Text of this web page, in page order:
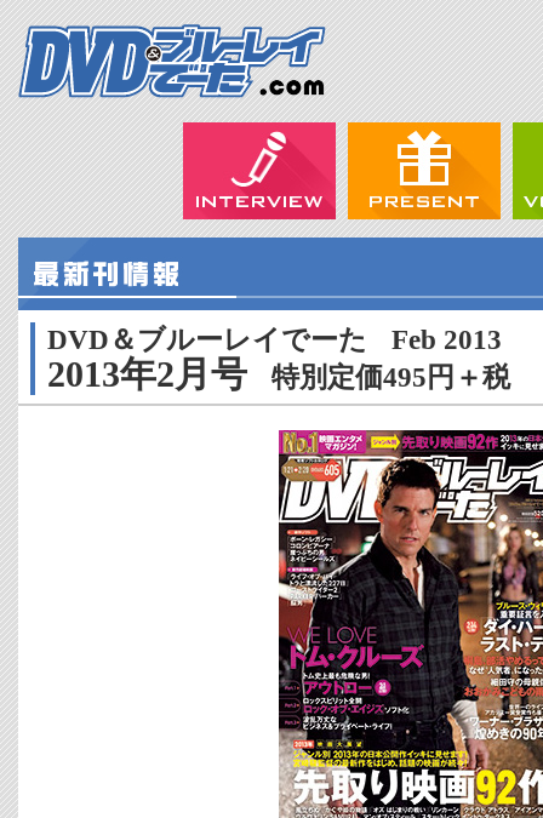
DVD＆ブルーレイでーた Feb 2013
2013年2月号 特別定価495円＋税